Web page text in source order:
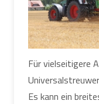
Für vielseitigere
Es kann ein